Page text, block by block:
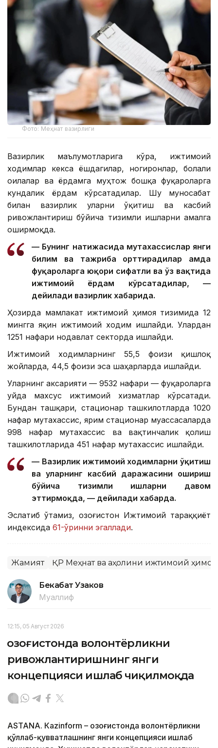
Фото: Меҳнат вазирлиги
Вазирлик маълумотларига кўра, ижтимоий
ходимлар кекса ёшдагилар, ногиронлар, болали
оилалар ва ёрдамга муҳтож бошқа фуқароларга
кундалик ёрдам кўрсатадилар. Шу муносабат
билан вазирлик уларни ўқитиш ва касбий
ривожлантириш бўйича тизимли ишларни амалга
оширмоқда.
— Бунинг натижасида мутахассислар янги
билим ва тажриба орттирадилар ҳамда
фуқароларга юқори сифатли ва ўз вақтида
ижтимоий ёрдам кўрсатадилар, —
дейилади вазирлик хабарида.
Ҳозирда мамлакат ижтимоий ҳимоя тизимида 12
мингга яқин ижтимоий ходим ишлайди. Улардан
1251 нафари нодавлат секторда ишлайди.
Ижтимоий ходимларнинг 55,5 фоизи қишлоқ
жойларда, 44,5 фоизи эса шаҳарларда ишлайди.
Уларнинг аксарияти — 9532 нафари — фуқароларга
уйда махсус ижтимоий хизматлар кўрсатади.
Бундан ташқари, стационар ташкилотларда 1020
нафар мутахассис, ярим стационар муассасаларда
998 нафар мутахассис ва вақтинчалик қолиш
ташкилотларида 451 нафар мутахассис ишлайди.
— Вазирлик ижтимоий ходимларни ўқитиш
ва уларнинг касбий даражасини ошириш
бўйича тизимли ишларни давом
эттирмоқда, — дейилади хабарда.
Эслатиб ўтамиз, Қозоғистон Ижтимоий тараққиёт
индексида 61-ўринни эгаллади.
Жамият ҚР Меҳнат ва аҳолини ижтимоий
Бекабат Узаков
Муаллиф
12:15, 05 Август 2026
Қозоғистонда волонтёрликни
ривожлантиришнинг янги
концепцияси ишлаб чиқилмоқда
ASTANА. Кazinform – Қозоғистонда волонтёрликни
қўллаб-қувватлашнинг янги концепцияси ишлаб